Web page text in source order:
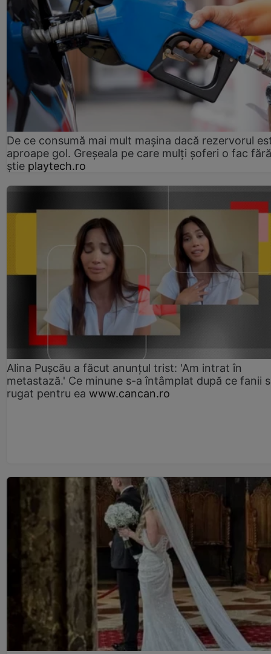
De ce consumă mai mult mașina dacă rezervorul
aproape gol. Greșeala pe care mulți șoferi o fac
știe playtech.ro
Alina Pușcău a făcut anunțul trist: 'Am intrat în
metastază.' Ce minune s-a întâmplat după ce fanii
rugat pentru ea www.cancan.ro